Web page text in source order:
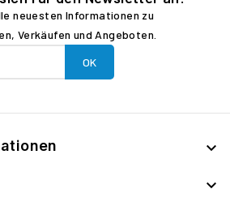
neuesten Informationen zu
Verkäufen und Angeboten.

